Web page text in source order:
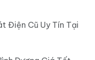
Điện Cũ Uy Tín Tại